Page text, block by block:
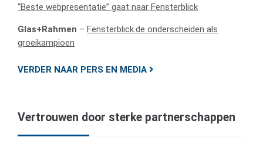
“Beste webpresentatie” gaat naar Fensterblick
Glas+Rahmen – Fensterblick.de onderscheiden als
groeikampioen
VERDER NAAR PERS EN MEDIA
Vertrouwen door sterke partnerschappen